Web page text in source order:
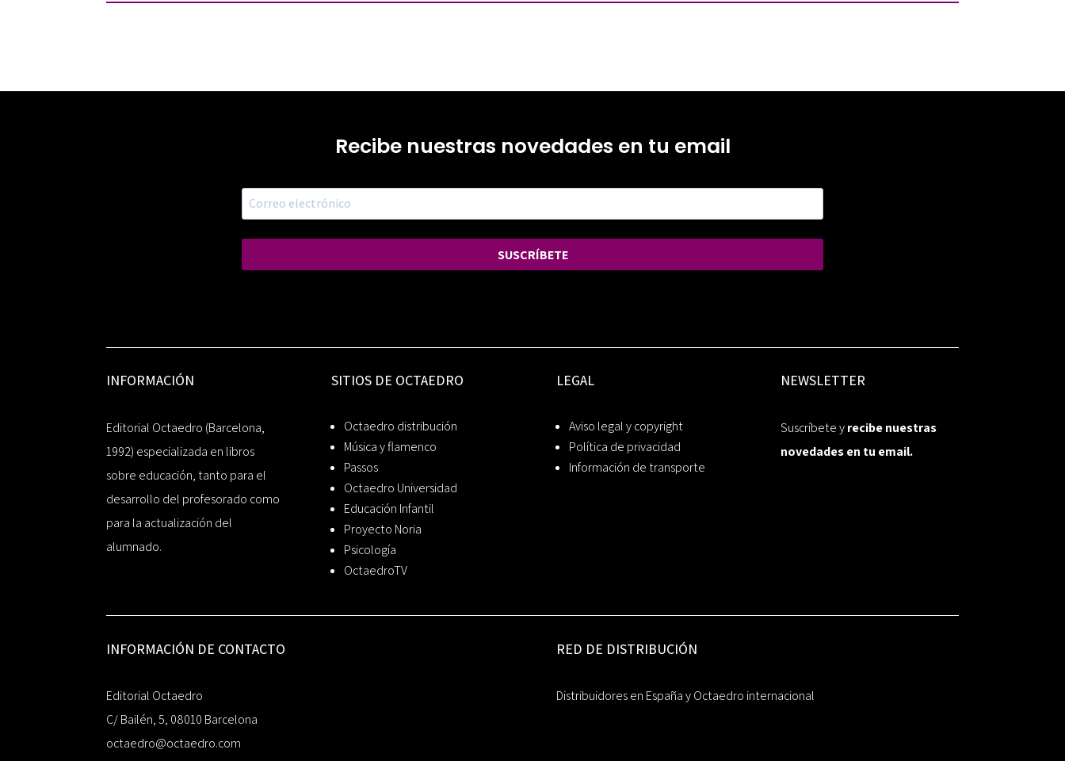
Recibe nuestras novedades en tu email
SUSCRÍBETE
INFORMACIÓN
Editorial Octaedro (Barcelona,
1992) especializada en libros
sobre educación, tanto para el
desarrollo del profesorado como
para la actualización del
alumnado.
SITIOS DE OCTAEDRO
Octaedro distribución
Música y flamenco
Passos
Octaedro Universidad
Educación Infantil
Proyecto Noria
Psicología
OctaedroTV
LEGAL
Aviso legal y copyright
Política de privacidad
Información de transporte
NEWSLETTER
Suscríbete yrecibe nuestras
novedades en tu email.
INFORMACIÓN DE CONTACTO
Editorial Octaedro
C/ Bailén, 5, 08010 Barcelona
octaedro@octaedro.com
RED DE DISTRIBUCIÓN
Distribuidores en España y Octaedro internacional